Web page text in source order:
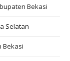
Bekasi
Selatan
Bekasi